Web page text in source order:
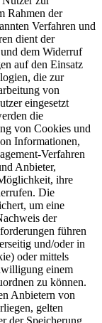
Rahmen der
Verfahren und
dient der
dem Widerruf
auf den Einsatz
die zur
von
eingesetzt
die
von Cookies und
Informationen,
Verfahren
Anbieter,
ihre
Die
um eine
der
führen
und/oder in
oder mittels
einem
zu können.
Anbietern von
gelten
der Speicherung